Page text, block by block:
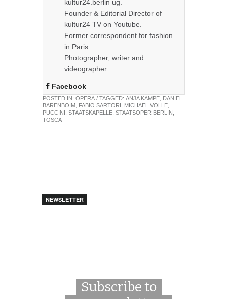
kultur24.berlin ug.
Founder & Editorial Director of
kultur24 TV on Youtube.
Former correspondent for fashion
in Paris.
Photographer, writer and
videographer.
Facebook
POSTED IN: OPERA / TAGGED: ANJA KAMPE,
DANIEL
BARENBOIM
FABIO SARTORI MICHAEL VOLLE,
PUCCINI
STAATSKAPELLE, STAATSOPER BERLIN
TOSCA
NEWSLETTER
Subscribe to